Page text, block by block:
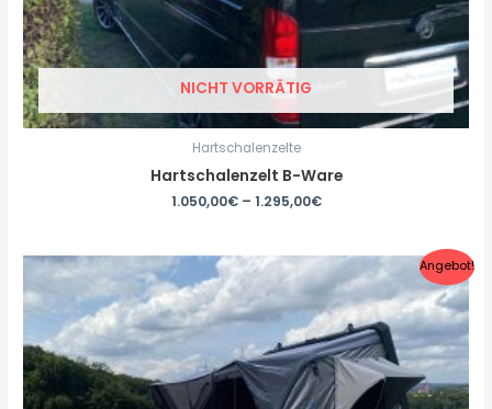
NICHT VORRÄTIG
Hartschalenzelte
Hartschalenzelt B-Ware
1.050,00€ – 1.295,00€
Angebot!